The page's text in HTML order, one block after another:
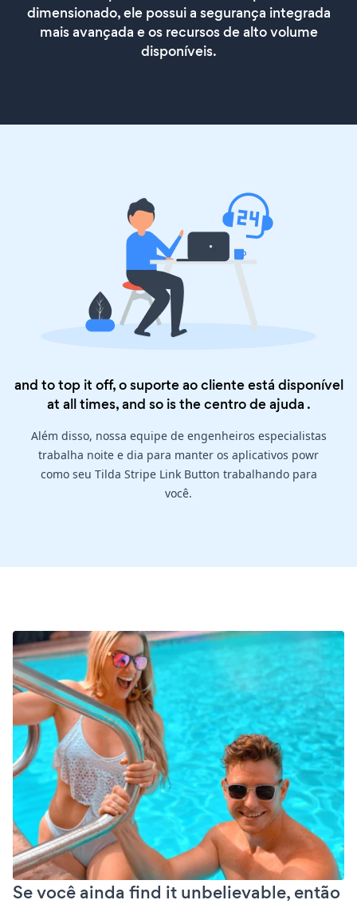
dimensionado, ele possui a segurança integrada
mais avançada e os recursos de alto volume
disponíveis.
and to top it off, o suporte ao cliente está disponível
at all times, and so is thecentro de ajuda .
Além disso, nossa equipe de engenheiros especialistas
trabalha noite e dia para manter os aplicativos powr
como seu Tilda Stripe Link Button trabalhando para
você.
Se você ainda find it unbelievable, então